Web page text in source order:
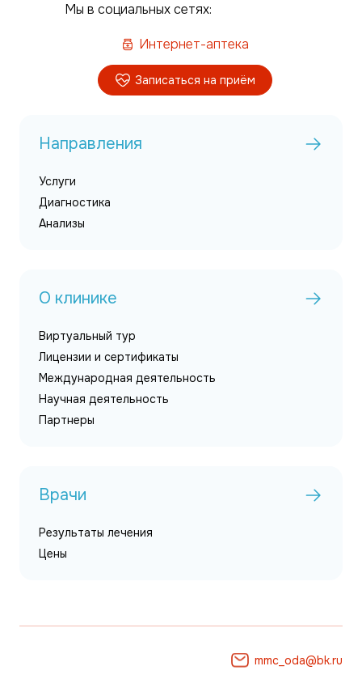
Мы в социальных сетях:
Интернет-аптека
Записаться на приём
Направления
Услуги
Диагностика
Анализы
О клинике
Виртуальный тур
Лицензии и сертификаты
Международная деятельность
Научная деятельность
Партнеры
Врачи
Результаты лечения
Цены
mmc_oda@bk.ru